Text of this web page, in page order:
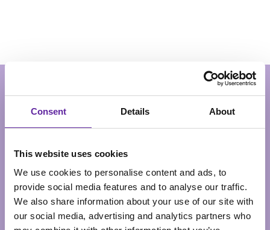
Consent Details About
This website uses cookies
We use cookies to personalise content and ads, to
provide social media features and to analyse our traffic.
We also share information about your use of our site with
our social media, advertising and analytics partners who
Vil du gerne blive klogere
på cloud?
Her kan du læse vores populære e-bøger om cloud.